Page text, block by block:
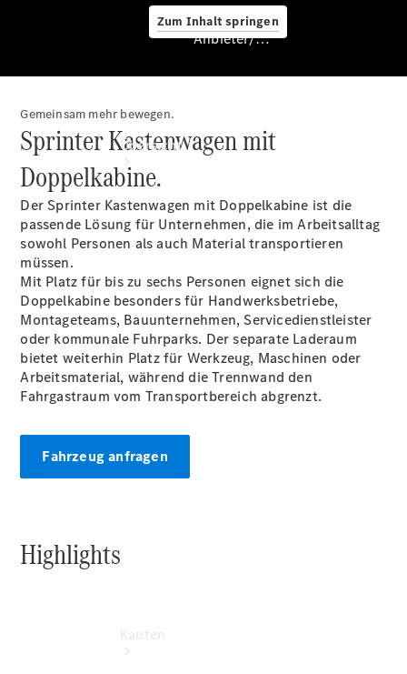
Zum Inhalt springen
Anbieter/Datenschutz
Übersicht
Startseite
Kontakt
Beratung
vereinbaren
Servicetermin
buchen
Probefahrt
Anbieter/Datenschutz
Gemeinsam mehr bewegen.
Sprinter Kastenwagen mit
Doppelkabine.
Der Sprinter Kastenwagen mit Doppelkabine ist die
passende Lösung für Unternehmen, die im Arbeitsalltag
sowohl Personen als auch Material transportieren
müssen.
Mit Platz für bis zu sechs Personen eignet sich die
Doppelkabine besonders für Handwerksbetriebe,
Montageteams, Bauunternehmen, Servicedienstleister
oder kommunale Fuhrparks. Der separate Laderaum
bietet weiterhin Platz für Werkzeug, Maschinen oder
Arbeitsmaterial, während die Trennwand den
Fahrgastraum vom Transportbereich abgrenzt.
Fahrzeug anfragen
Highlights